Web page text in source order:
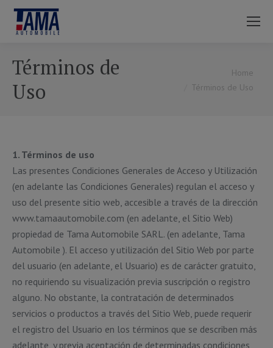
Términos de
Uso
Home
Términos de Uso
1. Términos de uso
Las presentes Condiciones Generales de Acceso y Utilización
(en adelante las Condiciones Generales) regulan el acceso y
uso del presente sitio web, accesible a través de la dirección
www.tamaautomobile.com (en adelante, el Sitio Web)
propiedad de Tama Automobile SARL. (en adelante, Tama
Automobile ). El acceso y utilización del Sitio Web por parte
del usuario (en adelante, el Usuario) es de carácter gratuito,
no requiriendo su visualización previa suscripción o registro
alguno. No obstante, la contratación de determinados
servicios o productos a través del Sitio Web, puede requerir
el registro del Usuario en los términos que se describen más
adelante, y previa aceptación de determinadas condiciones